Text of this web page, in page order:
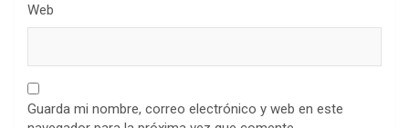
Web
Guarda mi nombre, correo electrónico y web en este